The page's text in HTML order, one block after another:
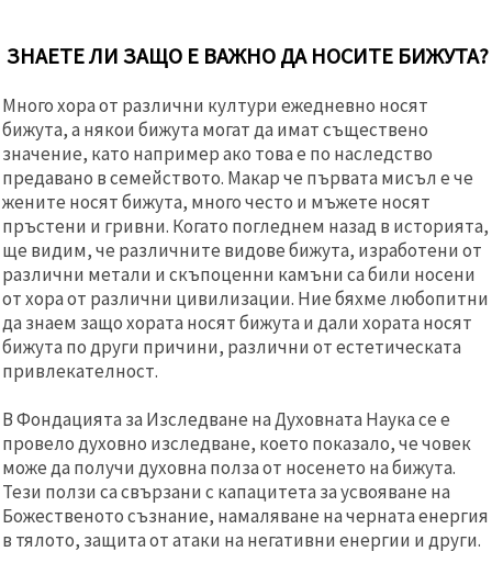
ЗНАЕТЕ ЛИ ЗАЩО Е ВАЖНО ДА НОСИТЕ БИЖУТА?
Много хора от различни култури ежедневно носят
бижута, а някои бижута могат да имат съществено
значение, като например ако това е по наследство
предавано в семейството. Макар че първата мисъл е че
жените носят бижута, много често и мъжете носят
пръстени и гривни. Когато погледнем назад в историята,
ще видим, че различните видове бижута, изработени от
различни метали и скъпоценни камъни са били носени
от хора от различни цивилизации. Ние бяхме любопитни
да знаем защо хората носят бижута и дали хората носят
бижута по други причини, различни от естетическата
привлекателност.
В Фондацията за Изследване на Духовната Наука се е
провело духовно изследване, което показало, че човек
може да получи духовна полза от носенето на бижута.
Тези ползи са свързани с капацитета за усвояване на
Божественото съзнание, намаляване на черната енергия
в тялото, защита от атаки на негативни енергии и други.